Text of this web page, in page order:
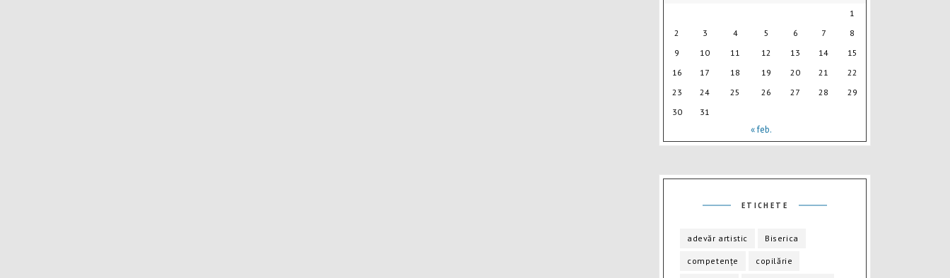
1
2
3 4 5 6 7
8
9
10 11 12 13 14
15
16
17 18 19 20 21
22
23
24 25 26 27 28
29
30
31
« feb.
ETICHETE
adevăr artistic Biserica
competențe copilărie